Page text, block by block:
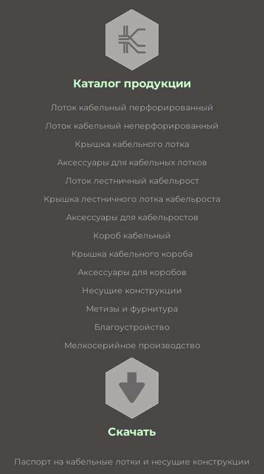
Каталог продукции
Лоток кабельный перфорированный
Лоток кабельный неперфорированный
Крышка кабельного лотка
Аксессуары для кабельных лотков
Лоток лестничный кабельрост
Крышка лестничного лотка кабельроста
Аксессуары для кабельростов
Короб кабельный
Крышка кабельного короба
Аксессуары для коробов
Несущие конструкции
Метизы и фурнитура
Благоустройство
Мелкосерийное производство
Скачать
Паспорт на кабельные лотки и несущие конструкции